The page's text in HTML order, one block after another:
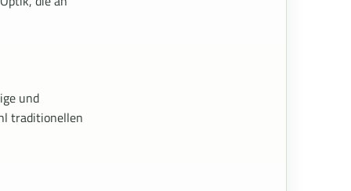
und
traditionellen